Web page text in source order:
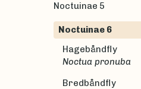
Noctuinae 5
Noctuinae 6
Hagebåndfly
Noctua pronuba
Bredbåndfly